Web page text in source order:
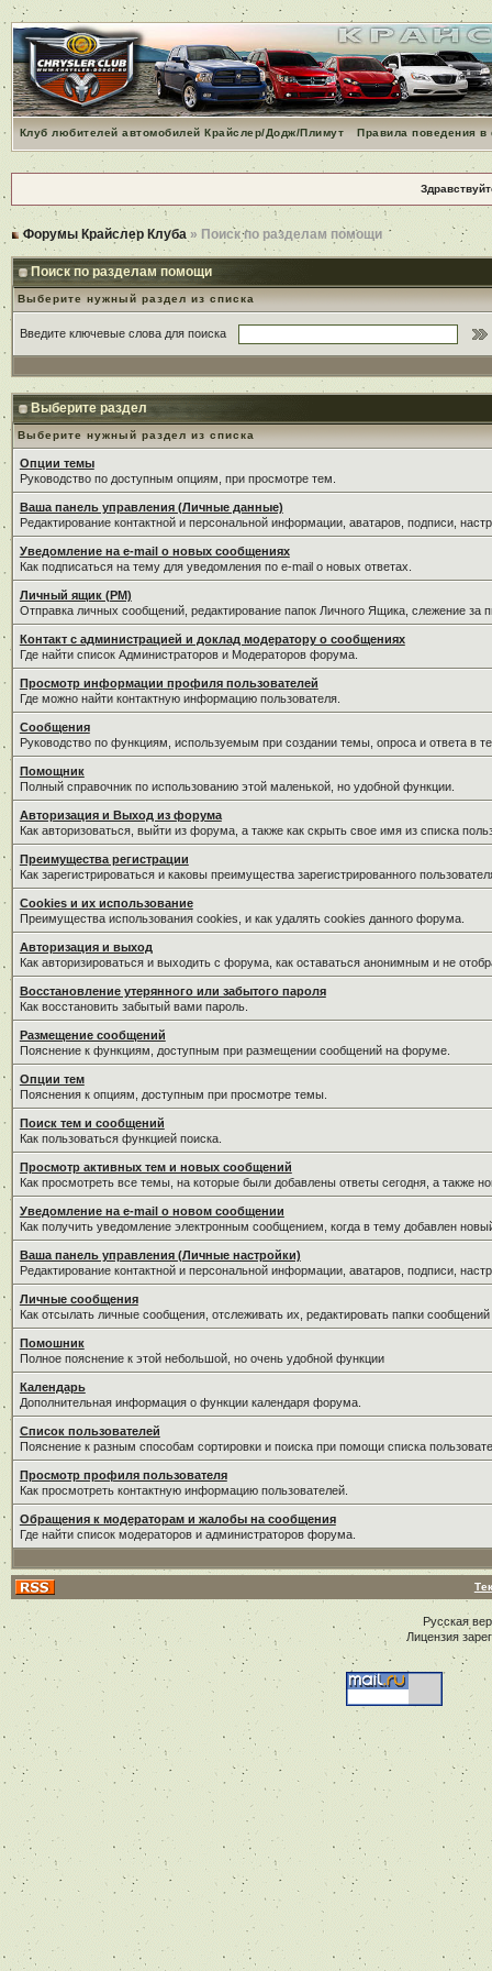
Клуб любителей автомобилей Крайслер/Додж/Плимут Правила поведения
Форумы Крайслер Клуба » Поиск по разделам помощи
Поиск по разделам помощи
Выберите нужный раздел из списка
Введите ключевые слова для поиска
Выберите раздел
Выберите нужный раздел из списка
Опции темы
Руководство по доступным опциям, при просмотре тем.
Ваша панель управления (Личные данные)
Редактирование контактной и персональной информации, аватаров, подписи,
Уведомление на e-mail о новых сообщениях
Как подписаться на тему для уведомления по e-mail о новых ответах.
Личный ящик (PM)
Отправка личных сообщений, редактирование папок Личного Ящика, слежение
Контакт с администрацией и доклад модератору о сообщениях
Где найти список Администраторов и Модераторов форума.
Просмотр информации профиля пользователей
Где можно найти контактную информацию пользователя.
Сообщения
Руководство по функциям, используемым при создании темы, опроса и ответа в
Помощник
Полный справочник по использованию этой маленькой, но удобной функции.
Авторизация и Выход из форума
Как авторизоваться, выйти из форума, а также как скрыть свое имя из списка
Преимущества регистрации
Как зарегистрироваться и каковы преимущества зарегистрированного
Cookies и их использование
Преимущества использования cookies, и как удалять cookies данного форума.
Авторизация и выход
Как авторизироваться и выходить с форума, как оставаться анонимным и не
Восстановление утерянного или забытого пароля
Как восстановить забытый вами пароль.
Размещение сообщений
Пояснение к функциям, доступным при размещении сообщений на форуме.
Опции тем
Пояснения к опциям, доступным при просмотре темы.
Поиск тем и сообщений
Как пользоваться функцией поиска.
Просмотр активных тем и новых сообщений
Как просмотреть все темы, на которые были добавлены ответы сегодня, а также
Уведомление на е-mail о новом сообщении
Как получить уведомление электронным сообщением, когда в тему добавлен
Ваша панель управления (Личные настройки)
Редактирование контактной и персональной информации, аватаров, подписи,
Личные сообщения
Как отсылать личные сообщения, отслеживать их, редактировать папки
Помошник
Полное пояснение к этой небольшой, но очень удобной функции
Календарь
Дополнительная информация о функции календаря форума.
Список пользователей
Пояснение к разным способам сортировки и поиска при помощи списка
Просмотр профиля пользователя
Как просмотреть контактную информацию пользователей.
Обращения к модераторам и жалобы на сообщения
Где найти список модераторов и администраторов форума.
Русская
Лицензия